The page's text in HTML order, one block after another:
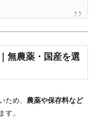
無農薬・ 国産を選
ため、 農薬や保存料など
ます。